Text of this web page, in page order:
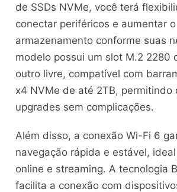
de SSDs NVMe, você terá
conectar periféricos e aumentar o
armazenamento conforme suas
modelo possui um slot M.2 2280
outro livre, compatível com
x4 NVMe de até 2TB, permitindo
upgrades sem complicações.
Além disso, a conexão Wi-Fi 6
navegação rápida e estável,
online e streaming. A tecnologia
facilita a conexão com